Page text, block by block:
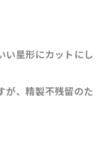
い星形にカットにし
が、精製不残留のた